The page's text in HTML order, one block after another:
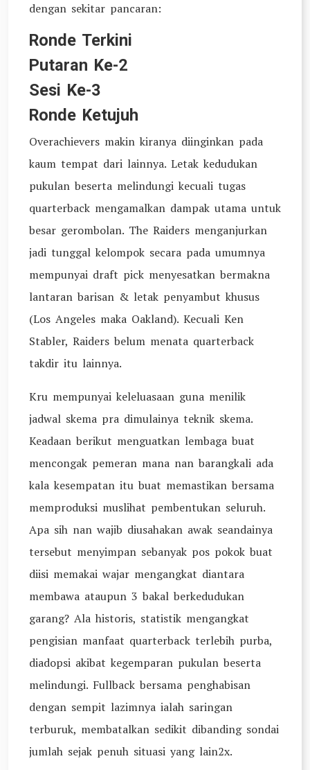
dengan sekitar pancaran:
Ronde Terkini
Putaran Ke-2
Sesi Ke-3
Ronde Ketujuh
Overachievers makin kiranya diinginkan pada
kaum tempat dari lainnya. Letak kedudukan
pukulan beserta melindungi kecuali tugas
quarterback mengamalkan dampak utama untuk
besar gerombolan. The Raiders menganjurkan
jadi tunggal kelompok secara pada umumnya
mempunyai draft pick menyesatkan bermakna
lantaran barisan & letak penyambut khusus
(Los Angeles maka Oakland). Kecuali Ken
Stabler, Raiders belum menata quarterback
takdir itu lainnya.
Kru mempunyai keleluasaan guna menilik
jadwal skema pra dimulainya teknik skema.
Keadaan berikut menguatkan lembaga buat
mencongak pemeran mana nan barangkali ada
kala kesempatan itu buat memastikan bersama
memproduksi muslihat pembentukan seluruh.
Apa sih nan wajib diusahakan awak seandainya
tersebut menyimpan sebanyak pos pokok buat
diisi memakai wajar mengangkat diantara
membawa ataupun 3 bakal berkedudukan
garang? Ala historis, statistik mengangkat
pengisian manfaat quarterback terlebih purba,
diadopsi akibat kegemparan pukulan beserta
melindungi. Fullback bersama penghabisan
dengan sempit lazimnya ialah saringan
terburuk, membatalkan sedikit dibanding sondai
jumlah sejak penuh situasi yang lain2x.